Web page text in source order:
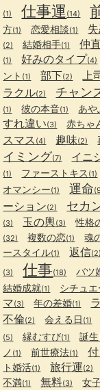
(1) 仕事運 (14)
方(1) 恋愛相談(1)
(2) 結婚相手(1) 仲
(1) 好みのタイプ(4)
ント (1) 部下(2) 上
ラクル(2) チャン
(1) 彼の本音(1) あや
すれ違い(3) 赤ちゃ
スマス (4) 趣味(2)
イミング(7) イニ
(1) ファーストキス (1)
オマンシー(1) 運命
ーション(2) セカ
(3) 玉の輿(3) 性格
(32) 複数の恋(1) 魂
ースタイル(1) 返信(2)
(3) 仕事(18) バツ
結婚成就(1) シチュ
マ(3) 年の差婚(1)
不倫(2) 会える日 (1)
(5) 縁むすび(1) 誕生
ノ (1) 前世療法(1)
ト婚活(1) 旅行運(2)
不満(1) 無料(3) 女